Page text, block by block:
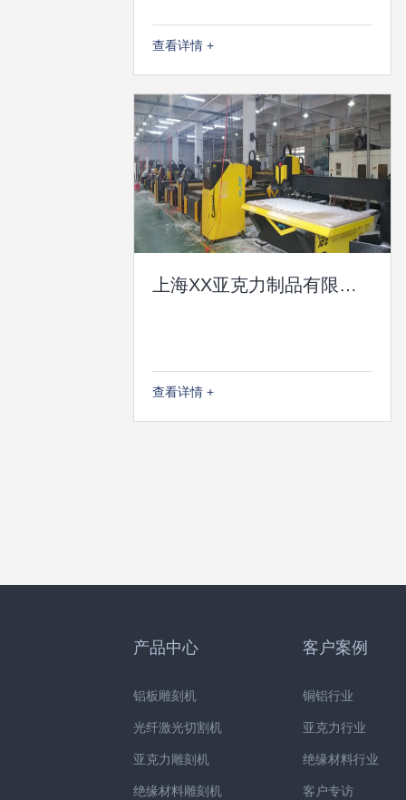
查看详情 +
上海XX亚克力制品有限公司
查看详情 +
产品中心
铝板雕刻机
光纤激光切割机
亚克力雕刻机
绝缘材料雕刻机
客户案例
铜铝行业
亚克力行业
绝缘材料行业
客户专访